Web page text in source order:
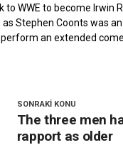
WWE to become Irwin
Stephen Coonts was
an extended
SONRAKI KONU
The three men
rapport as older